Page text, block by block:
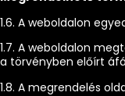
1.6. A weboldalon
1.7. A weboldalon
a törvényben előírt
1.8. A megrendelés